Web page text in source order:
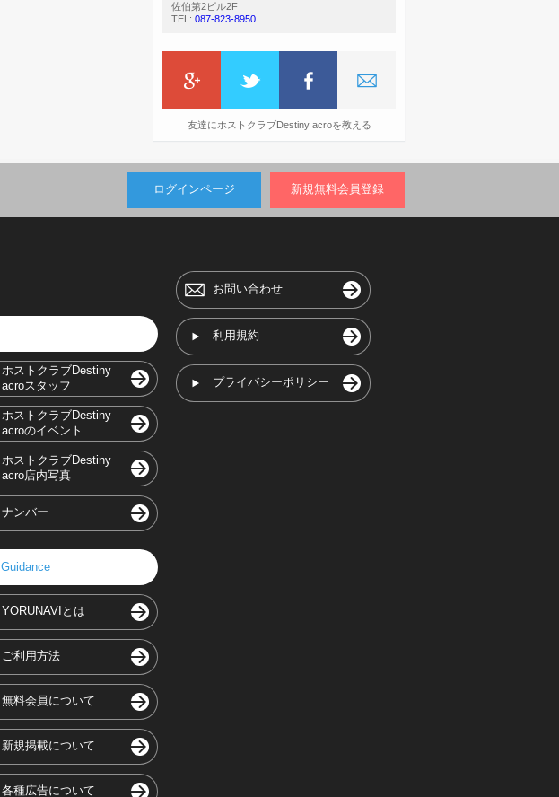
佐伯第2ビル2F
TEL: 087-823-8950
友達にホストクラブDestiny acroを教える
ログインページ 新規無料会員登録
ホストクラブDestiny
acroスタッフ
ホストクラブDestiny
acroのイベント
ホストクラブDestiny
acro店内写真
ナンバー
Guidance
YORUNAVIとは
ご利用方法
無料会員について
新規掲載について
各種広告について
お問い合わせ
利用規約
プライバシーポリシー